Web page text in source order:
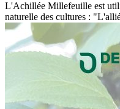
L'Achillée Millefeuille est
naturelle des cultures :